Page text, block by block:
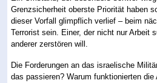
Grenzsicherheit oberste Priorität haben
dieser Vorfall glimpflich verlief – beim
Terrorist sein. Einer, der nicht nur Arbeit
anderer zerstören will.
Die Forderungen an das israelische
das passieren? Warum funktionierten